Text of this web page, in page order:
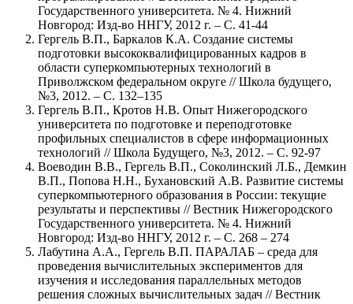
Государственного университета. № 4. Нижний
Новгород: Изд-во ННГУ, 2012 г. – C. 41-44
Гергель В.П., Баркалов К.А. Создание системы
подготовки высококвалифицированных кадров в
области суперкомпьютерных технологий в
Приволжском федеральном округе // Школа будущего,
№3, 2012. – С. 132–135
Гергель В.П., Кротов Н.В. Опыт Нижегородского
университета по подготовке и переподготовке
профильных специалистов в сфере информационных
технологий // Школа Будущего, №3, 2012. – С. 92-97
Воеводин В.В., Гергель В.П., Соколинский Л.Б., Демкин
В.П., Попова Н.Н., Бухановский А.В. Развитие системы
суперкомпьютерного образования в России: текущие
результаты и перспективы // Вестник Нижегородского
Государственного университета. № 4. Нижний
Новгород: Изд-во ННГУ, 2012 г. – C. 268 – 274
Лабутина А.А., Гергель В.П. ПАРАЛАБ – среда для
проведения вычислительных экспериментов для
изучения и исследования параллельных методов
решения сложных вычислительных задач // Вестник